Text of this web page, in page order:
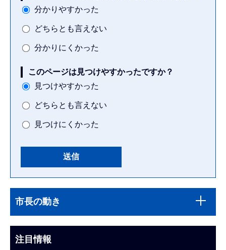
分かりやすかった
どちらとも言えない
分かりにくかった
このページは見つけやすかったですか？
見つけやすかった
どちらとも言えない
見つけにくかった
文
こ
ま
ビ
市長の動き
注目情報